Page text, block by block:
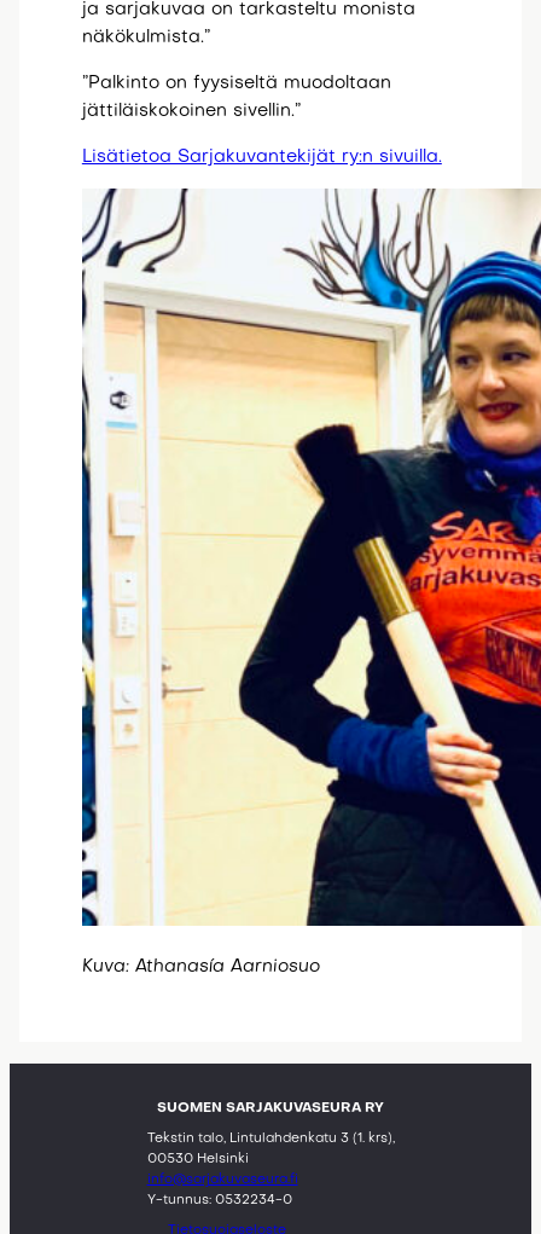
ja sarjakuvaa on tarkasteltu monista
näkökulmista.”
”Palkinto on fyysiseltä muodoltaan
jättiläiskokoinen sivellin.”
Lisätietoa Sarjakuvantekijät ry:n sivuilla.
Kuva: Athanasía Aarniosuo
SUOMEN SARJAKUVASEURA RY
Tekstin talo, Lintulahdenkatu 3 (1. krs),
00530 Helsinki
info@sarjakuvaseura.fi
Y-tunnus: 0532234-0